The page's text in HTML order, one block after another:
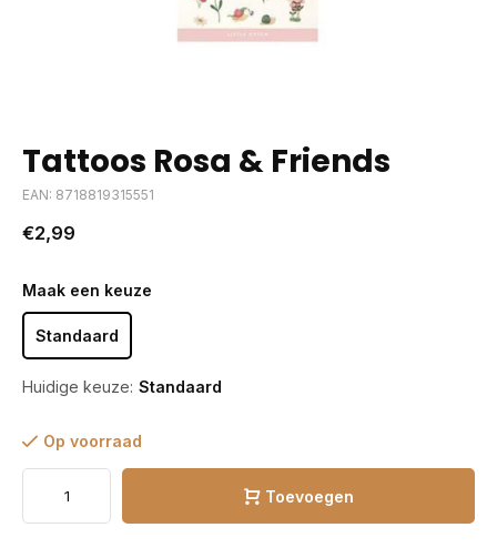
Tattoos Rosa & Friends
EAN: 8718819315551
€2,99
Maak een keuze
Standaard
Huidige keuze: Standaard
Op voorraad
Toevoegen